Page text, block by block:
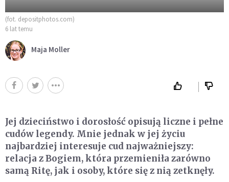
(fot. depositphotos.com)
6 lat temu
Maja Moller
Jej dzieciństwo i dorosłość opisują liczne i pełne
cudów legendy. Mnie jednak w jej życiu
najbardziej interesuje cud najważniejszy:
relacja z Bogiem, która przemieniła zarówno
samą Ritę, jak i osoby, które się z nią zetknęły.